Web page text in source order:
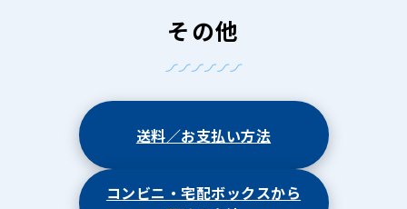
その他
送料／お支払い方法
コンビニ・宅配ボックスから